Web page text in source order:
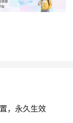
，永久生效